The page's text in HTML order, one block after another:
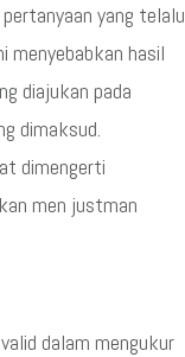
yang telalu
menyebabkan hasil
diajukan pada
dimaksud.
dimengerti
men justman
dalam mengukur